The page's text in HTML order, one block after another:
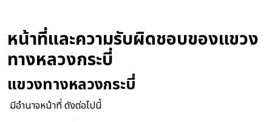
หน้าที่และความรับผิดชอบของแขวง
ทางหลวงกระบี่
แขวงทางหลวงกระบี่
มีอำนาจหน้าที่ ดังต่อไปนี้